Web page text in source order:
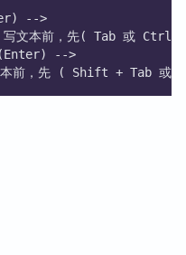
-->
写文本前，先( Tab 或
(Enter) -->
本前，先 ( Shift + Tab